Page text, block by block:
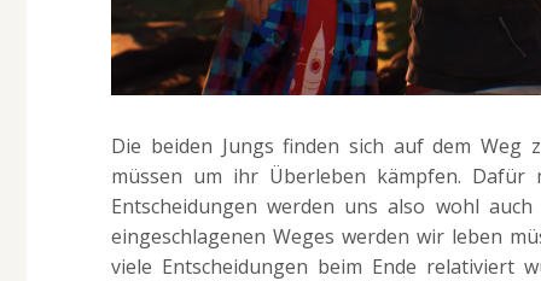
Die beiden Jungs finden sich auf dem
müssen um ihr Überleben kämpfen. Dafür
Entscheidungen werden uns also wohl
eingeschlagenen Weges werden wir leben
viele Entscheidungen beim Ende relativiert